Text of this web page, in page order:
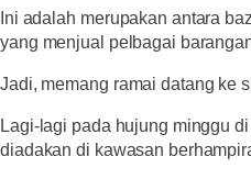
Ini adalah merupakan antara
yang menjual pelbagai
Jadi, memang ramai datang ke
Lagi-lagi pada hujung minggu
diadakan di kawasan